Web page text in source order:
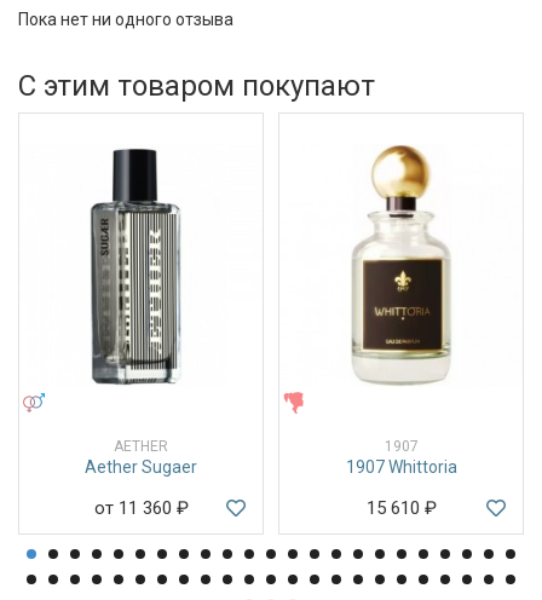
Пока нет ни одного отзыва
С этим товаром покупают
AETHER
Aether Sugaer
от 11 360 ₽
1907
1907 Whittoria
15 610 ₽